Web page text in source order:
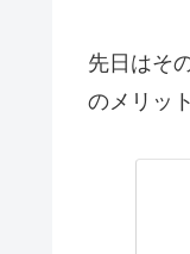
先日はそ
のメリッ